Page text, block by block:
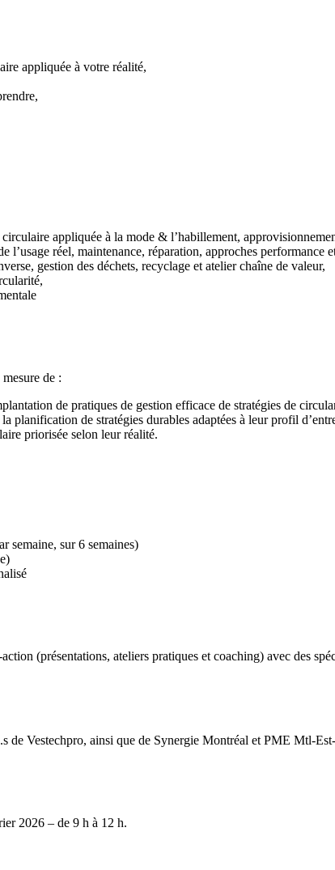
appliquée à votre réalité,
appliquée à la mode & l’habillement,
l’usage réel, maintenance, réparation, approches performance
gestion des déchets, recyclage et atelier chaîne de valeur,
de :
de pratiques de gestion efficace de stratégies de
planification de stratégies durables adaptées à leur profil
priorisée selon leur réalité.
semaine, sur 6 semaines)
(présentations, ateliers pratiques et coaching) avec des
de Vestechpro, ainsi que de Synergie Montréal et PME Mtl-
2026 – de 9 h à 12 h.